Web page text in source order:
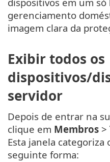
gerenciamento
imagem clara da
Exibir todos os
dispositivos/
servidor
Depois de entrar na
clique em Membros >
Esta janela categoriza
seguinte forma: